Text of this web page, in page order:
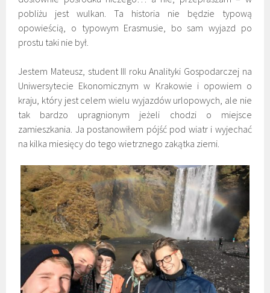
pobliżu jest wulkan. Ta historia nie będzie typową
opowieścią, o typowym Erasmusie, bo sam wyjazd po
prostu taki nie był.
Jestem Mateusz, student III roku Analityki Gospodarczej na
Uniwersytecie Ekonomicznym w Krakowie i opowiem o
kraju, który jest celem wielu wyjazdów urlopowych, ale nie
tak bardzo upragnionym jeżeli chodzi o miejsce
zamieszkania. Ja postanowiłem pójść pod wiatr i wyjechać
na kilka miesięcy do tego wietrznego zakątka ziemi.